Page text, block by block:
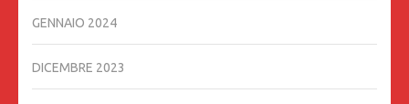
GENNAIO 2024
DICEMBRE 2023